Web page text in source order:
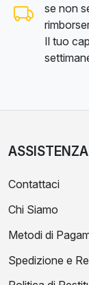
se non
Il tuo
Contattaci
Chi Siamo
Metodi di
Spedizione e